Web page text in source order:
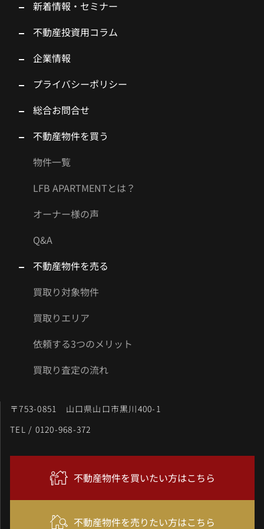
新着情報・セミナー
不動産投資用コラム
企業情報
プライバシーポリシー
総合お問合せ
不動産物件を買う
物件一覧
LFB APARTMENTとは？
オーナー様の声
Q&A
不動産物件を売る
買取り対象物件
買取りエリア
依頼する3つのメリット
買取り査定の流れ
〒753-0851 山口県山口市黒川400-1
TEL / 0120-968-372
不動産物件を買いたい方はこちら
不動産物件を売りたい方はこちら